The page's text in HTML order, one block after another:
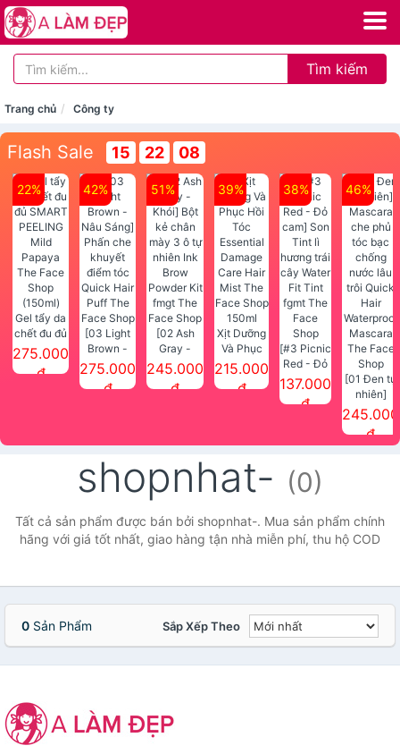
Tìm kiếm
Trang chủ Công ty
Flash Sale 15 22 08
22%
Gel tẩy da
chết đu đủ
SMART
PEELING
275.000
đ
42%
[03 Light
Brown -
Nâu Sáng]
Phấn che
275.000
đ
51%
[02 Ash
Gray -
Khói] Bột
kẻ chân
Face Shop
245.000
đ
39%
Xịt Dưỡng
Và Phục
Hồi Tóc
Essential
215.000
đ
38%
[#3 Picnic
Red - Đỏ
cam] Son
Face
Shop
137.000
đ
46%
[01 Đen tự
nhiên]
Mascara
che phủ
Waterproof
Mascara
The Face
245.000
đ
shopnhat- (0)
Tất cả sản phẩm được bán bởi shopnhat-. Mua sản phẩm chính
hãng với giá tốt nhất, giao hàng tận nhà miễn phí, thu hộ COD
0 Sản Phẩm Sắp Xếp Theo